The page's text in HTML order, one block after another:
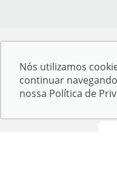
Nós utilizamos
continuar
nossa Política de